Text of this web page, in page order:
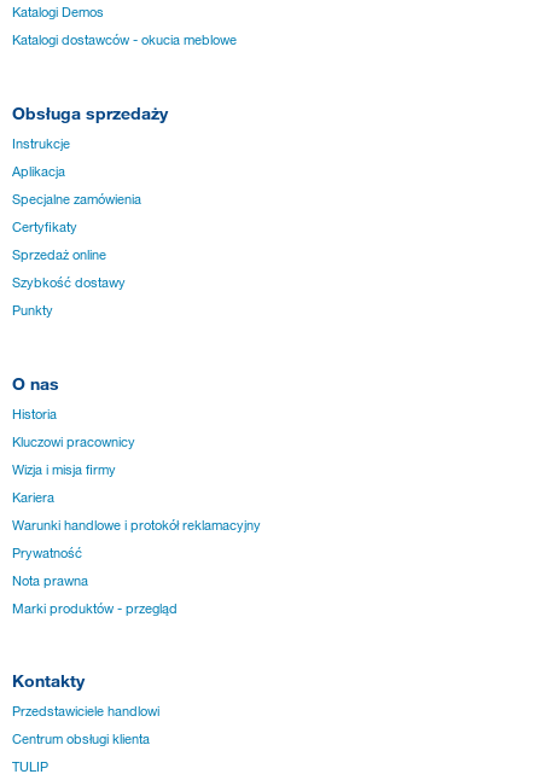
Katalogi Demos
Katalogi dostawców - okucia meblowe
Obsługa sprzedaży
Instrukcje
Aplikacja
Specjalne zamówienia
Certyfikaty
Sprzedaż online
Szybkość dostawy
Punkty
O nas
Historia
Kluczowi pracownicy
Wizja i misja firmy
Kariera
Warunki handlowe i protokół reklamacyjny
Prywatność
Nota prawna
Marki produktów - przegląd
Kontakty
Przedstawiciele handlowi
Centrum obsługi klienta
TULIP